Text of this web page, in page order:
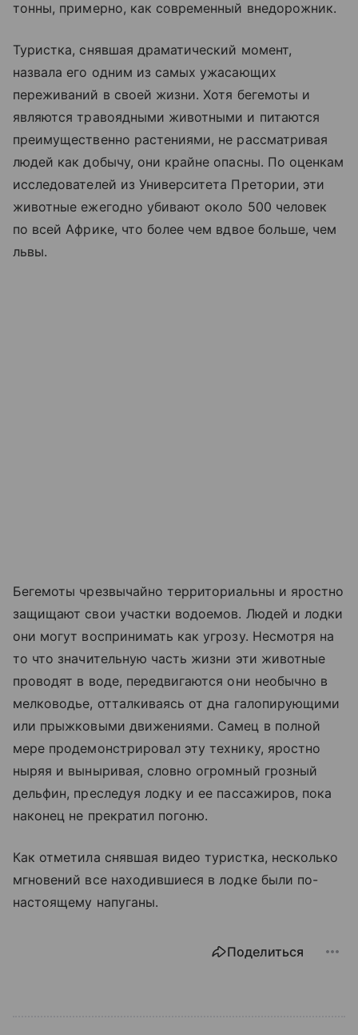
тонны, примерно, как современный внедорожник.
Туристка, снявшая драматический момент,
назвала его одним из самых ужасающих
переживаний в своей жизни. Хотя бегемоты и
являются травоядными животными и питаются
преимущественно растениями, не рассматривая
людей как добычу, они крайне опасны. По оценкам
исследователей из Университета Претории, эти
животные ежегодно убивают около 500 человек
по всей Африке, что более чем вдвое больше, чем
львы.
Бегемоты чрезвычайно территориальны и яростно
защищают свои участки водоемов. Людей и лодки
они могут воспринимать как угрозу. Несмотря на
то что значительную часть жизни эти животные
проводят в воде, передвигаются они необычно в
мелководье, отталкиваясь от дна галопирующими
или прыжковыми движениями. Самец в полной
мере продемонстрировал эту технику, яростно
ныряя и выныривая, словно огромный грозный
дельфин, преследуя лодку и ее пассажиров, пока
наконец не прекратил погоню.
Как отметила снявшая видео туристка, несколько
мгновений все находившиеся в лодке были по-
настоящему напуганы.
Поделиться